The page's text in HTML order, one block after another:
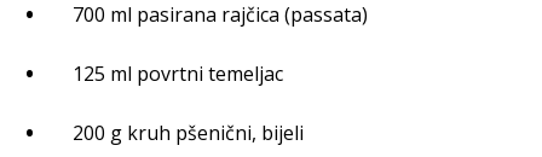
700 ml pasirana rajčica (passata)
125 ml povrtni temeljac
200 g kruh pšenični, bijeli